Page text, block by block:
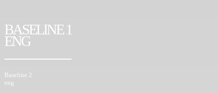
BASELINE 1
ENG
Baseline 2
eng